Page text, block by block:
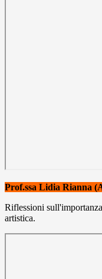
Prof.ssa Lidia Rianna
Riflessioni
artistica.